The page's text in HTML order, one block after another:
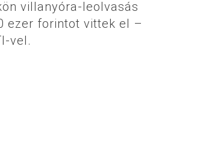
villanyóra-leolvasás
ezer forintot vittek el –
vel.